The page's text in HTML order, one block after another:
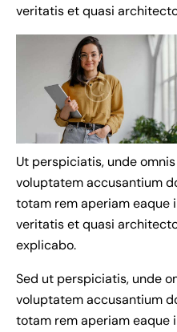
veritatis et quasi
Ut perspiciatis, unde
voluptatem accusantium
totam rem aperiam eaque
veritatis et quasi
explicabo.
Sed ut perspiciatis, unde
voluptatem accusantium
totam rem aperiam eaque